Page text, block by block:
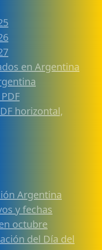
en Argentina
horizontal,
Argentina
y fechas
octubre
del Día del